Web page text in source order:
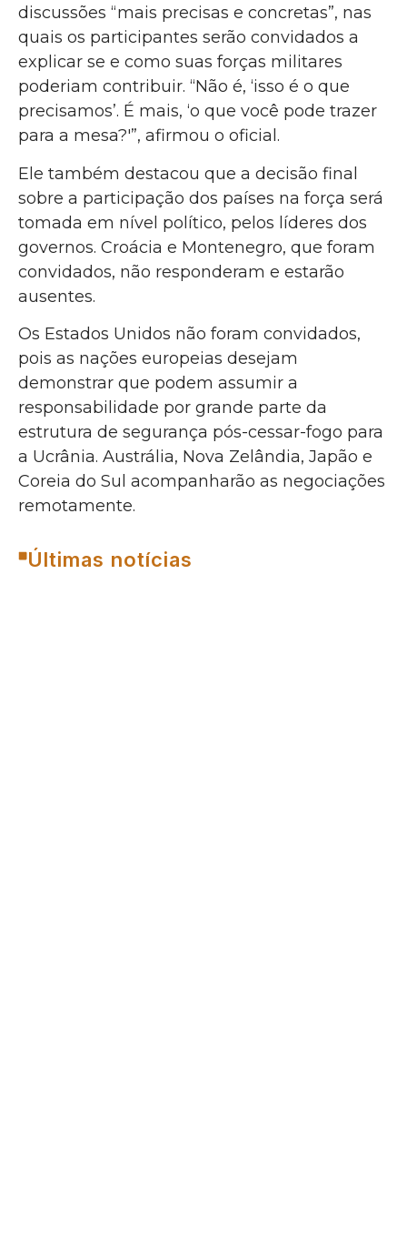
discussões “mais precisas e concretas”, nas
quais os participantes serão convidados a
explicar se e como suas forças militares
poderiam contribuir. “Não é, ‘isso é o que
precisamos’. É mais, ‘o que você pode trazer
para a mesa?'”, afirmou o oficial.
Ele também destacou que a decisão final
sobre a participação dos países na força será
tomada em nível político, pelos líderes dos
governos. Croácia e Montenegro, que foram
convidados, não responderam e estarão
ausentes.
Os Estados Unidos não foram convidados,
pois as nações europeias desejam
demonstrar que podem assumir a
responsabilidade por grande parte da
estrutura de segurança pós-cessar-fogo para
a Ucrânia. Austrália, Nova Zelândia, Japão e
Coreia do Sul acompanharão as negociações
remotamente.
Últimas notícias